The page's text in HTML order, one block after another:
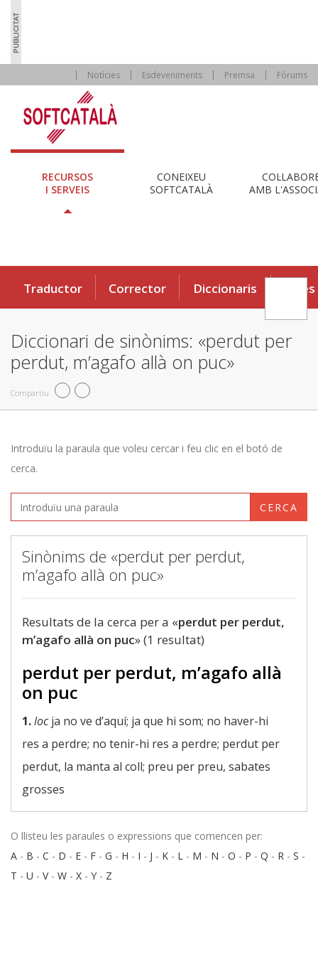
Notícies Esdeveniments Premsa Fòrums
RECURSOS
I SERVEIS
CONEIXEU
SOFTCATALÀ
AMB
Traductor Corrector Diccionaris Eines
Diccionari de sinònims: «perdut per
perdut, m’agafo allà on puc»
Compartiu
Introduïu la paraula que voleu cercar i feu clic en el botó de
cerca.
CERCA
Sinònims de «perdut per perdut,
m’agafo allà on puc»
Resultats de la cerca per a «perdut per perdut,
m’agafo allà on puc» (1 resultat)
perdut per perdut, m’agafo allà
on puc
1.locja no ve d’aquí; ja que hi som; no haver-hi
res a perdre; no tenir-hi res a perdre; perdut per
perdut, la manta al coll; preu per preu, sabates
grosses
O llisteu les paraules o expressions que comencen per:
A - B - C - D - E - F - G - H - I - J - K - L - M - N - O - P - Q - R - S -
T - U - V- W - X - Y - Z